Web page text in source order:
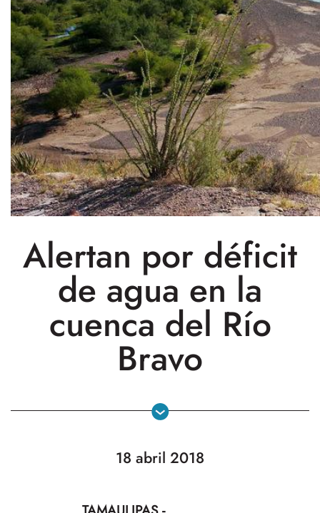
Alertan por déficit
de agua en la
cuenca del Río
Bravo
18 abril 2018